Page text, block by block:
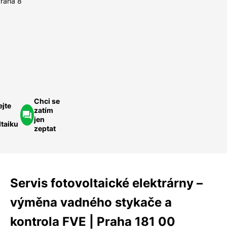
míru.
Chci se
zatím
jen
zeptat
Servis fotovoltaické elektrárny –
výměna vadného stykače a
kontrola FVE | Praha 181 00